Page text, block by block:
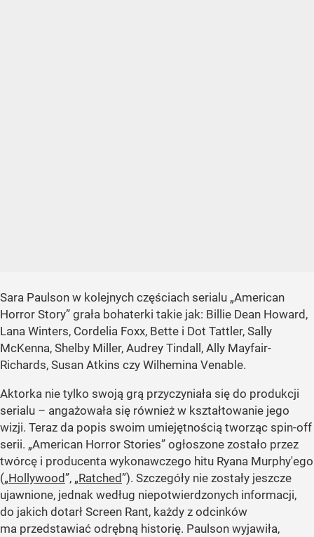
Sara Paulson w kolejnych częściach serialu „American
Horror Story” grała bohaterki takie jak: Billie Dean Howard,
Lana Winters, Cordelia Foxx, Bette i Dot Tattler, Sally
McKenna, Shelby Miller, Audrey Tindall, Ally Mayfair-
Richards, Susan Atkins czy Wilhemina Venable.
Aktorka nie tylko swoją grą przyczyniała się do produkcji
serialu – angażowała się również w kształtowanie jego
wizji. Teraz da popis swoim umiejętnością tworząc spin-off
serii. „American Horror Stories” ogłoszone zostało przez
twórcę i producenta wykonawczego hitu Ryana Murphy'ego
(„Hollywood”, „Ratched”). Szczegóły nie zostały jeszcze
ujawnione, jednak według niepotwierdzonych informacji,
do jakich dotarł Screen Rant, każdy z odcinków
ma przedstawiać odrębną historię. Paulson wyjawiła,